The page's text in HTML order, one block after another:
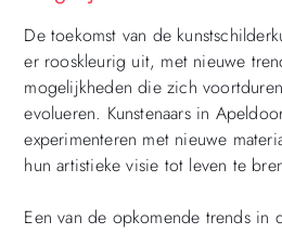
De toekomst van de
er rooskleurig uit, met nieuwe
mogelijkheden die zich
evolueren. Kunstenaars in
experimenteren met nieuwe
hun artistieke visie tot leven te
Een van de opkomende trends in